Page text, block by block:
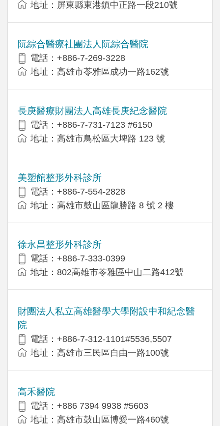
地址：屏東縣東港鎮中正路一段210號
阮綜合醫療社團法人阮綜合醫院
電話：+886-7-269-3228
地址：高雄市苓雅區成功一路162號
長庚醫療財團法人高雄長庚紀念醫院
電話：+886-7-731-7123 #6150
地址：高雄市鳥松區大埤路 123 號
美塑館整形外科診所
電話：+886-7-554-2828
地址：高雄市鼓山區龍勝路 8 號 2 樓
徐永昌整形外科診所
電話：+886-7-333-0399
地址：802高雄市苓雅區中山二路412號
財團法人私立高雄醫學大學附設中和紀念醫
院
電話：+886-7-312-1101#5536,5507
地址：高雄市三民區自由一路100號
高禾醫院
電話：+886 7394 9938 #5603
地址：高雄市鼓山區博愛一路460號